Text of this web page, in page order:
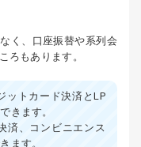
く、口座振替や系列会
ろもあります。
ットカード決済とLP
きます。
済、コンビニエンス
ます。